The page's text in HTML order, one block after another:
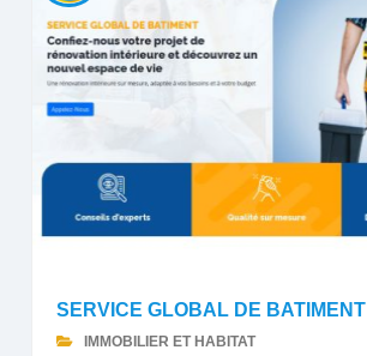
SERVICE GLOBAL DE BATIMENT
IMMOBILIER ET HABITAT